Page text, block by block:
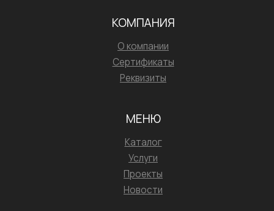
КОМПАНИЯ
О компании
Сертификаты
Реквизиты
МЕНЮ
Каталог
Услуги
Проекты
Новости